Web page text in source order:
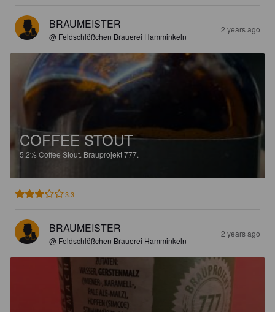
BRAUMEISTER
@ Feldschlößchen Brauerei Hamminkeln
2 years ago
COFFEE STOUT
5.2%Coffee Stout. Brauprojekt 777.
3.3
BRAUMEISTER
@ Feldschlößchen Brauerei Hamminkeln
2 years ago